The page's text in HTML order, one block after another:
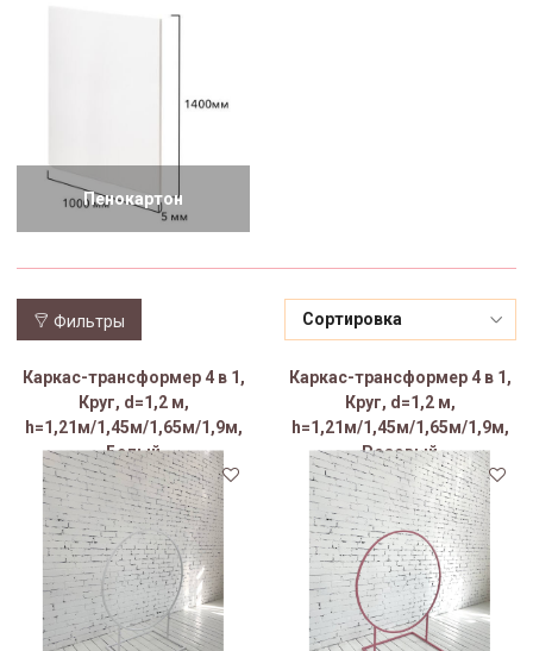
Пенокартон
Фильтры
Каркас-трансформер 4 в 1,
Круг, d=1,2 м,
h=1,21м/1,45м/1,65м/1,9м,
Белый
Каркас-трансформер 4 в 1,
Круг, d=1,2 м,
h=1,21м/1,45м/1,65м/1,9м,
Розовый